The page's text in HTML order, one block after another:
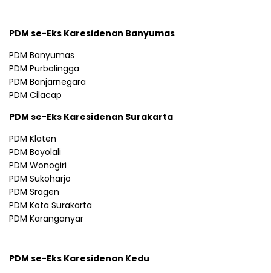
PDM se-Eks Karesidenan Banyumas
PDM Banyumas
PDM Purbalingga
PDM Banjarnegara
PDM Cilacap
PDM se-Eks Karesidenan Surakarta
PDM Klaten
PDM Boyolali
PDM Wonogiri
PDM Sukoharjo
PDM Sragen
PDM Kota Surakarta
PDM Karanganyar
PDM se-Eks Karesidenan Kedu